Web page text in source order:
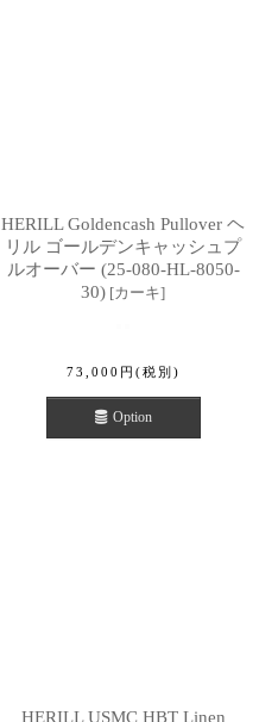
HERILL Goldencash Pullover ヘ
リル ゴールデンキャッシュプ
ルオーバー (25-080-HL-8050-
30) [カーキ]
73,000 円 (税別)
Option
HERILL USMC HBT Linen